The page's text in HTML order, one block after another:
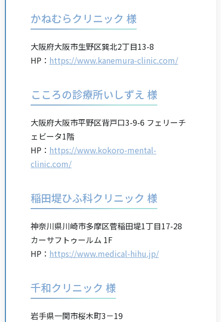
かねむらクリニック 様
大阪府大阪市生野区巽北2丁目13-8
HP： https://www.kanemura-clinic.com/
こころの診療所いしずえ 様
大阪府大阪市平野区背戸口3-9-6 フェリーチ
ェビータ1階
HP： https://www.kokoro-mental-
clinic.com/
稲田堤ひふ科クリニック 様
神奈川県川崎市多摩区菅稲田堤1丁目17-28
カーサフトゥールム 1F
HP： https://www.medical-hihu.jp/
千和クリニック 様
岩手県一関市桜木町3－19